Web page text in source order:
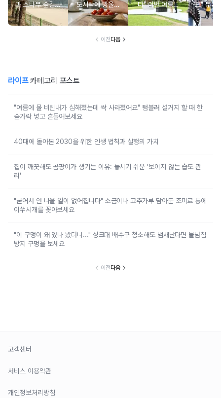
과 소나무 숲길이
붙어있는 조용한
남해 해수욕장
도시락에 방울토
마토 꼭지 그대로
넣으면 생기는 일
다" 이번 여름에
무료로 입장 가능
한 의미 있는 여행
요" 무더
만드는
풍경
이전다음
라이프카테고리 포스트
"여름에 물 비린내가 심해졌는데 싹 사라졌어요" 텀블러 설거지 할 때 한
숟가락 넣고 흔들어보세요
40대에 돌아본 2030을 위한 인생 법칙과 실행의 가치
집이 깨끗해도 곰팡이가 생기는 이유: 놓치기 쉬운 '보이지 않는 습도 관
리'
"굳어서 안 나올 일이 없어집니다" 소금이나 고추가루 담아둔 조미료 통에
이쑤시개를 꽂아보세요
"이 구멍이 왜 있나 봤더니..." 싱크대 배수구 청소해도 냄새난다면 물넘침
방지 구멍을 보세요
이전다음
고객센터
서비스 이용약관
개인정보처리방침